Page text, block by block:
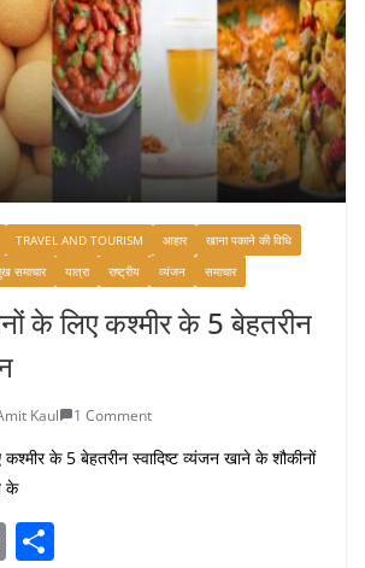
TRAVEL AND TOURISM आहार
खाना पकाने की विधि
समाचार यात्रा राष्ट्रीय व्यंजन समाचार
के लिए कश्मीर के 5 बेहतरीन
Kaul 1 Comment
के 5 बेहतरीन स्वादिष्ट व्यंजन खाने के शौकीनों
के
E